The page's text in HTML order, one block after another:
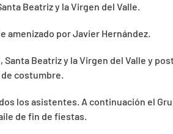
Beatriz y la Virgen del Valle.
amenizado por Javier Hernández.
Santa Beatriz y la Virgen del Valle y
costumbre.
los asistentes. A continuación el
de fin de fiestas.